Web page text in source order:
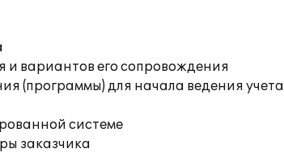
и вариантов его сопровождения
(программы) для начала ведения учета
системе
заказчика